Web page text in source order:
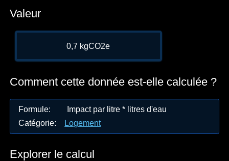
Valeur
0,7 kgCO2e
Comment cette donnée est-elle calculée ?
Formule:
Impact par litre * litres d'eau
Catégorie: Logement
Explorer le calcul